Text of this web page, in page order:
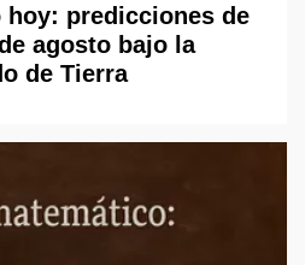
hoy: predicciones de
agosto bajo la
de Tierra